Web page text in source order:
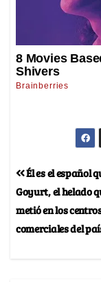
Él es el español
Goyurt, el helado
metió en los
comerciales del